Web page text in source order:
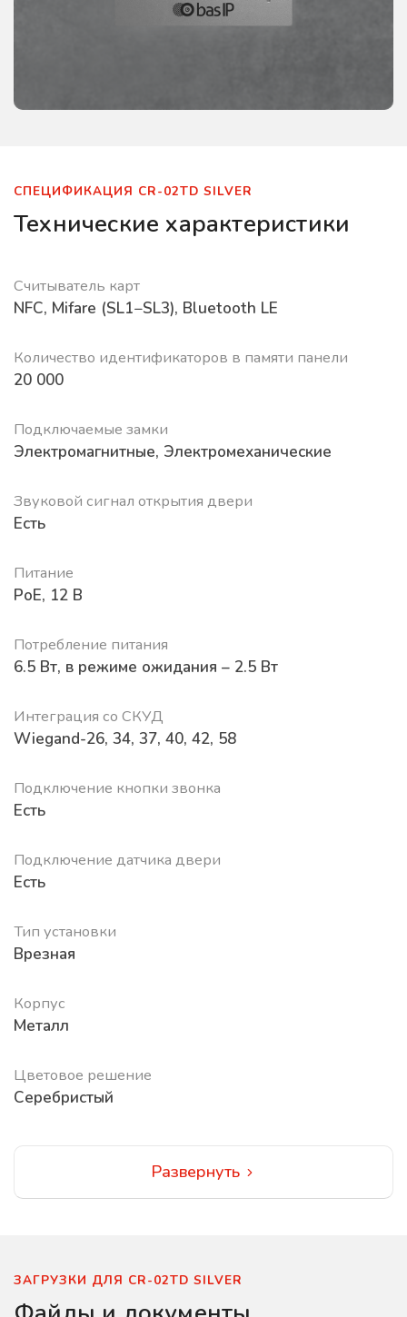
СПЕЦИФИКАЦИЯ CR-02TD SILVER
Технические характеристики
Считыватель карт
NFC, Mifare (SL1−SL3), Bluetooth LE
Количество идентификаторов в памяти панели
20 000
Подключаемые замки
Электромагнитные, Электромеханические
Звуковой сигнал открытия двери
Есть
Питание
PoE, 12 В
Потребление питания
6.5 Вт, в режиме ожидания – 2.5 Вт
Интеграция со СКУД
Wiegand-26, 34, 37, 40, 42, 58
Подключение кнопки звонка
Есть
Подключение датчика двери
Есть
Тип установки
Врезная
Корпус
Металл
Цветовое решение
Серебристый
Развернуть
ЗАГРУЗКИ ДЛЯ CR-02TD SILVER